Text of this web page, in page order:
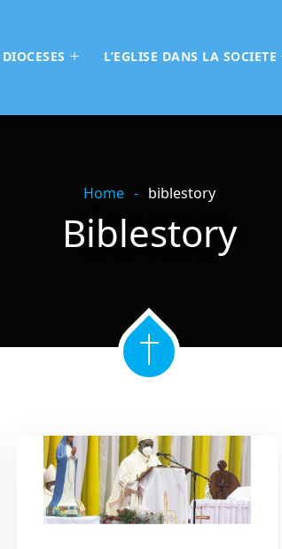
DIOCESES L’EGLISE DANS LA SOCIETE
Home biblestory
Biblestory